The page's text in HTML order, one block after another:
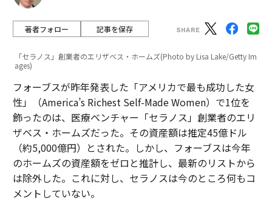
著者フォロー 記事を保存
「セラノス」創業者のエリザベス・ホームズ(Photo by Lisa Lake/Getty Im
ages)
フォーブスが昨年発表した「アメリカで最も成功した女
性」（America’s Richest Self-Made Women）で1位を
飾ったのは、医療ベンチャー「セラノス」創業者のエリ
ザベス・ホームズだった。その資産額は推定45億ドル
（約5,000億円）とされた。しかし、フォーブスは今年
のホームズの資産額をゼロと推計し、最新のリストから
は除外した。これに対し、セラノスは今のところ何もコ
メントしていない。